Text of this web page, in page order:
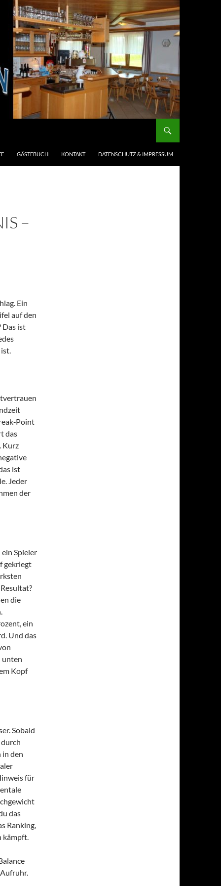
GÄSTEBUCH KONTAKT DATENSCHUTZ & IMPRESSUM
–
Ein
auf den
Das ist
das
Kurz
ist
Jeder
der
Spieler
gekriegt
die
ein
Und das
unten
Kopf
Sobald
in den
für
das
Ranking,
kämpft.